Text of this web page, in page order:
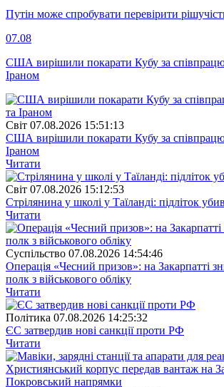
Путін може спробувати перевірити
07.08
США вирішили покарати Кубу за
Іраном
Свiт 07.08.2026 15:51:13
США вирішили покарати Кубу за
Іраном
Читати
Свiт 07.08.2026 15:12:53
Стрілянина у школі у Таїланді: підліток
Читати
Суспiльство 07.08.2026 14:54:46
Операція «Чесний призов»: на Закарпатті
полк з військового обліку
Читати
Полiтика 07.08.2026 14:25:32
ЄС затвердив нові санкції проти РФ
Читати